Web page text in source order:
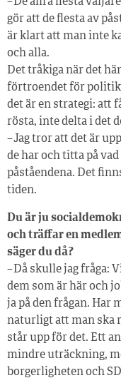
– De allra flesta
gör att de flesta av
är klart att man inte
och alla.
Det tråkiga när det
förtroendet för
det är en strategi: att
rösta, inte delta i det
– Jag tror att det är
de har och titta på
påståendena. Det
tiden.
Du är ju
och träffar en
säger du då?
– Då skulle jag fråga:
dem som är här och
ja på den frågan. Har
naturligt att man ska
står upp för det. Ett
mindre uträckning,
borgerligheten och